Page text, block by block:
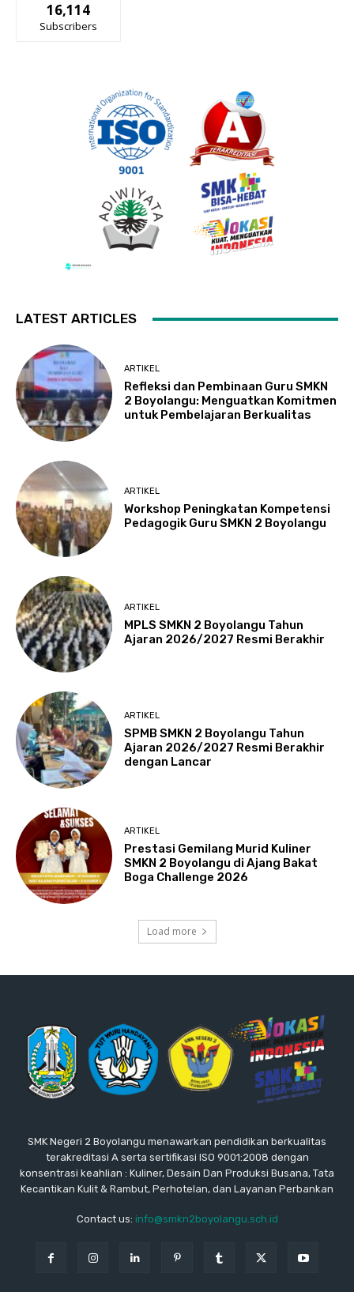
16,114
Subscribers
LATEST ARTICLES
ARTIKEL
Refleksi dan Pembinaan Guru SMKN
2 Boyolangu: Menguatkan Komitmen
untuk Pembelajaran Berkualitas
ARTIKEL
Workshop Peningkatan Kompetensi
Pedagogik Guru SMKN 2 Boyolangu
ARTIKEL
MPLS SMKN 2 Boyolangu Tahun
Ajaran 2026/2027 Resmi Berakhir
ARTIKEL
SPMB SMKN 2 Boyolangu Tahun
Ajaran 2026/2027 Resmi Berakhir
dengan Lancar
ARTIKEL
Prestasi Gemilang Murid Kuliner
SMKN 2 Boyolangu di Ajang Bakat
Boga Challenge 2026
Load more
SMK Negeri 2 Boyolangu menawarkan pendidikan berkualitas
terakreditasi A serta sertifikasi ISO 9001:2008 dengan
konsentrasi keahlian : Kuliner, Desain Dan Produksi Busana, Tata
Kecantikan Kulit & Rambut, Perhotelan, dan Layanan Perbankan
Contact us: info@smkn2boyolangu.sch.id